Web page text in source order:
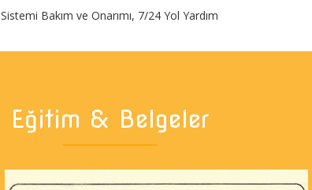
Sistemi Bakım ve Onarımı, 7/24 Yol Yardım
Eğitim & Belgeler